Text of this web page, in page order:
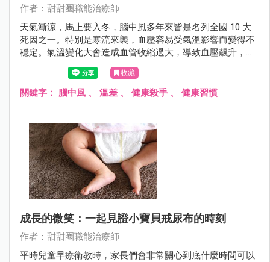
作者：甜甜圈職能治療師
天氣漸涼，馬上要入冬，腦中風多年來皆是名列全國 10 大
死因之一。特別是寒流來襲，血壓容易受氣溫影響而變得不
穩定。氣溫變化大會造成血管收縮過大，導致血壓飆升，飆
起來引發中風，增加腦梗塞與出血的出現，出現健康警訊！
收藏
關鍵字： 腦中風 、 溫差 、 健康殺手 、 健康習慣
成長的微笑：一起見證小寶貝戒尿布的時刻
作者：甜甜圈職能治療師
平時兒童早療衛教時，家長們會非常關心到底什麼時間可以